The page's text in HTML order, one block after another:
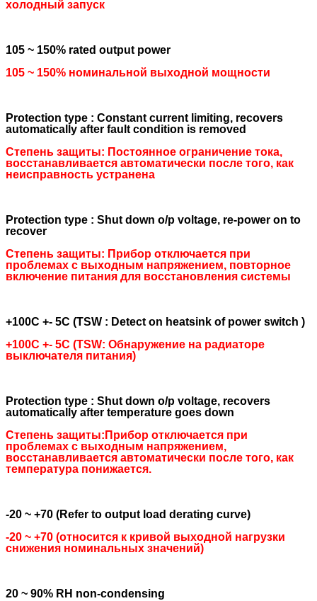
холодный запуск
105 ~ 150% rated output power
105 ~ 150% номинальной выходной мощности
Protection type : Constant current limiting, recovers
automatically after fault condition is removed
Степень защиты: Постоянное ограничение тока,
восстанавливается автоматически после того, как
неисправность устранена
Protection type : Shut down o/p voltage, re-power on to
recover
Степень защиты: Прибор отключается при
проблемах с выходным напряжением, повторное
включение питания для восстановления системы
+100C +- 5C (TSW : Detect on heatsink of power switch )
+100C +- 5С (TSW: Обнаружение на радиаторе
выключателя питания)
Protection type : Shut down o/p voltage, recovers
automatically after temperature goes down
Степень защиты:Прибор отключается при
проблемах с выходным напряжением,
восстанавливается автоматически после того, как
температура понижается.
-20 ~ +70 (Refer to output load derating curve)
-20 ~ +70 (относится к кривой выходной нагрузки
снижения номинальных значений)
20 ~ 90% RH non-condensing